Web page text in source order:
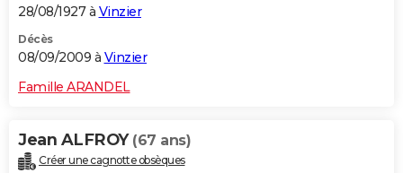
28/08/1927 à Vinzier
Décès
08/09/2009 à Vinzier
Famille ARANDEL
Jean ALFROY (67 ans)
Créer une cagnotte obsèques